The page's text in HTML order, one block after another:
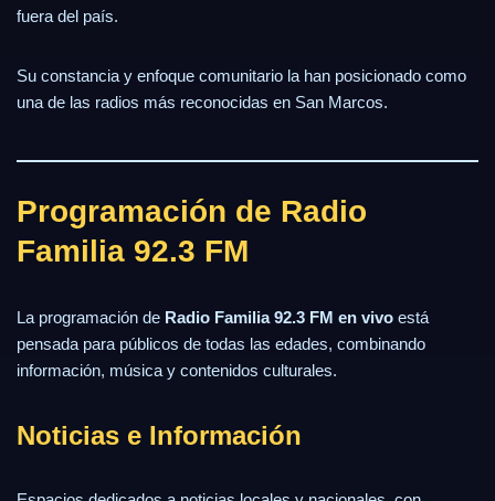
fuera del país.
Su constancia y enfoque comunitario la han posicionado como
una de las radios más reconocidas en San Marcos.
Programación de Radio
Familia 92.3 FM
La programación de Radio Familia 92.3 FM en vivo está
pensada para públicos de todas las edades, combinando
información, música y contenidos culturales.
Noticias e Información